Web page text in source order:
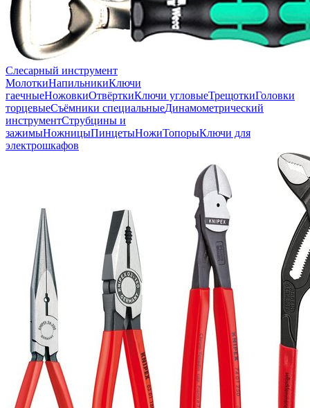
Слесарный инструмент
МолоткиНапильникиКлючи
гаечныеНожовкиОтвёрткиКлючи угловыеТрещоткиГоловки
торцевыеСъёмники специальныеДинамометрический
инструментСтрубцины и
зажимыНожницыПинцетыНожиТопорыКлючи для
электрошкафов